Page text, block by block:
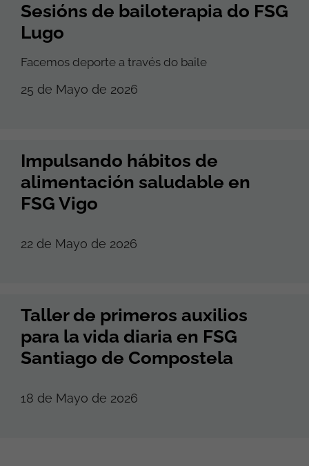
Sesións de bailoterapia do FSG
Lugo
Facemos deporte a través do baile
25 de Mayo de 2026
Impulsando hábitos de
alimentación saludable en
FSG Vigo
22 de Mayo de 2026
Taller de primeros auxilios
para la vida diaria en FSG
Santiago de Compostela
18 de Mayo de 2026